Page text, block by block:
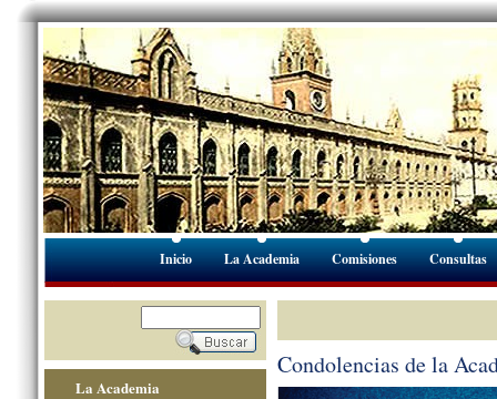
Inicio La Academia Comisiones Consultas
La Academia
Condolencias de la